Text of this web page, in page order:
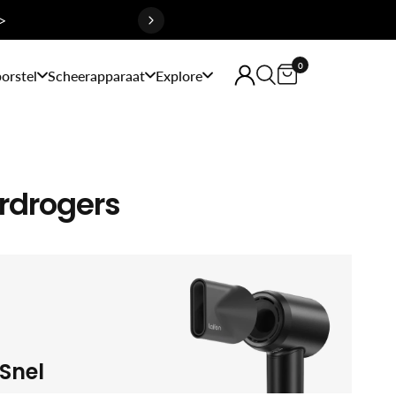
Scheerapparaat Explore
0
Snel